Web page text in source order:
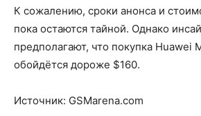
К сожалению, сроки анонса и
пока остаются тайной. Однако
предполагают, что покупка Huawei
обойдётся дороже $160.
Источник: GSMarena.com